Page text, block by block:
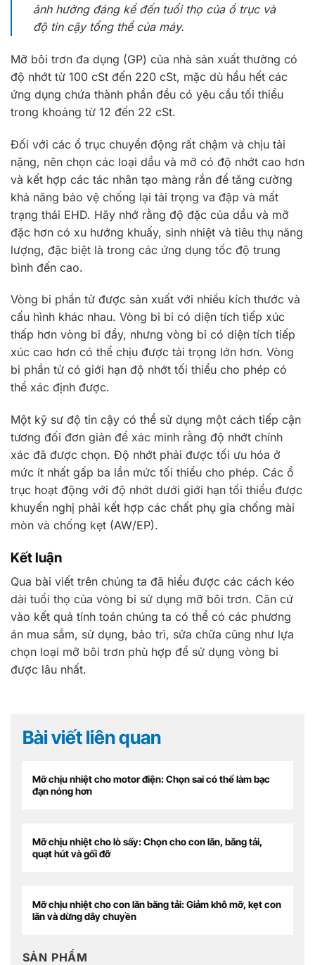
ảnh hưởng đáng kể đến tuổi thọ của ổ trục và
độ tin cậy tổng thể của máy.
Mỡ bôi trơn đa dụng (GP) của nhà sản xuất thường có
độ nhớt từ 100 cSt đến 220 cSt, mặc dù hầu hết các
ứng dụng chứa thành phần đều có yêu cầu tối thiểu
trong khoảng từ 12 đến 22 cSt.
Đối với các ổ trục chuyển động rất chậm và chịu tải
nặng, nên chọn các loại dầu và mỡ có độ nhớt cao hơn
và kết hợp các tác nhân tạo màng rắn để tăng cường
khả năng bảo vệ chống lại tải trọng va đập và mất
trạng thái EHD. Hãy nhớ rằng độ đặc của dầu và mỡ
đặc hơn có xu hướng khuấy, sinh nhiệt và tiêu thụ năng
lượng, đặc biệt là trong các ứng dụng tốc độ trung
bình đến cao.
Vòng bi phần tử được sản xuất với nhiều kích thước và
cấu hình khác nhau. Vòng bi bi có diện tích tiếp xúc
thấp hơn vòng bi đẩy, nhưng vòng bi có diện tích tiếp
xúc cao hơn có thể chịu được tải trọng lớn hơn. Vòng
bi phần tử có giới hạn độ nhớt tối thiểu cho phép có
thể xác định được.
Một kỹ sư độ tin cậy có thể sử dụng một cách tiếp cận
tương đối đơn giản để xác minh rằng độ nhớt chính
xác đã được chọn. Độ nhớt phải được tối ưu hóa ở
mức ít nhất gấp ba lần mức tối thiểu cho phép. Các ổ
trục hoạt động với độ nhớt dưới giới hạn tối thiểu được
khuyến nghị phải kết hợp các chất phụ gia chống mài
mòn và chống kẹt (AW/EP).
Kết luận
Qua bài viết trên chúng ta đã hiểu được các cách kéo
dài tuổi thọ của vòng bi sử dụng mỡ bôi trơn. Căn cứ
vào kết quả tính toán chúng ta có thể có các phương
án mua sắm, sử dụng, bảo trì, sửa chữa cũng như lựa
chọn loại mỡ bôi trơn phù hợp để sử dụng vòng bi
được lâu nhất.
Bài viết liên quan
Mỡ chịu nhiệt cho motor điện: Chọn sai có thể làm bạc
đạn nóng hơn
Mỡ chịu nhiệt cho lò sấy: Chọn cho con lăn, băng tải,
quạt hút và gối đỡ
Mỡ chịu nhiệt cho con lăn băng tải: Giảm khô mỡ, kẹt con
lăn và dừng dây chuyền
SẢN PHẨM